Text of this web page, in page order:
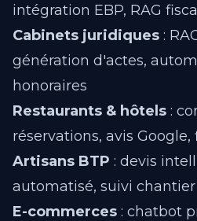
intégration EBP, RAG
Cabinets juridiques :
génération d'actes,
honoraires
Restaurants & hôtels :
réservations, avis
Artisans BTP : devis
automatisé, suivi chantier
E-commerces : chatbot